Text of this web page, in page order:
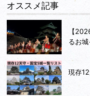
オススメ記事
【
るお
現存